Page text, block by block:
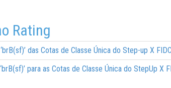
Rating
das Cotas de Classe Única do Step-up X
para as Cotas de Classe Única do StepUp X